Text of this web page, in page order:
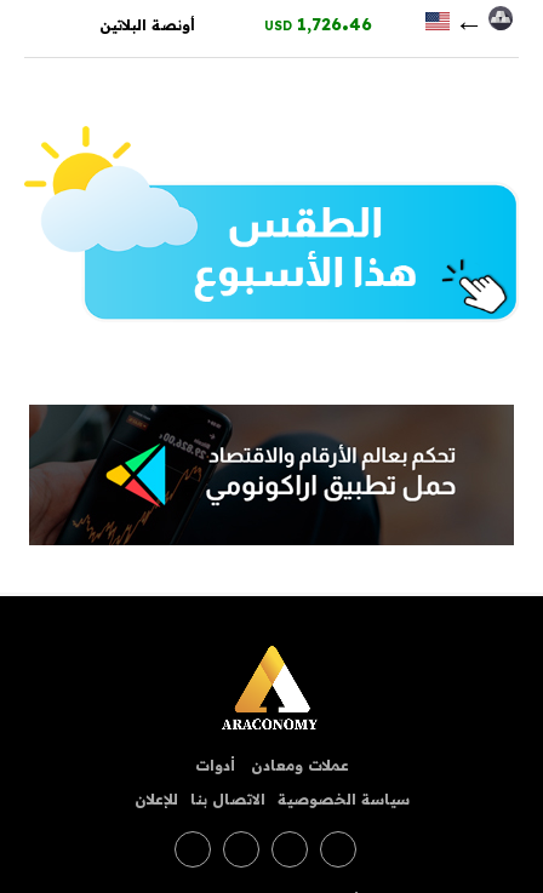
←
1,726.46
USD أونصة البلاتين
عملات ومعادن
أدوات
سياسة الخصوصية
الاتصال بنا للإعلان